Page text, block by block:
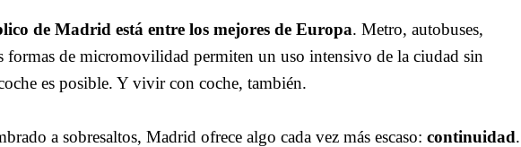
de Madrid está entre los mejores de Europa. Metro, autobuses,
formas de micromovilidad permiten un uso intensivo de la ciudad sin
es posible. Y vivir con coche, también.
a sobresaltos, Madrid ofrece algo cada vez más escaso: continuidad.